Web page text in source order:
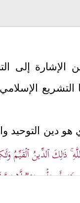
الإشارة إلى
التشريع
هو دين التوحيد
ذَ ٰ⁠لِكَ ٱلدِّینُ ٱلۡقَیِّمُ
أَن یَأۡتِیَ یَوۡمࣱ لَّا مَرَدَّ
الدين